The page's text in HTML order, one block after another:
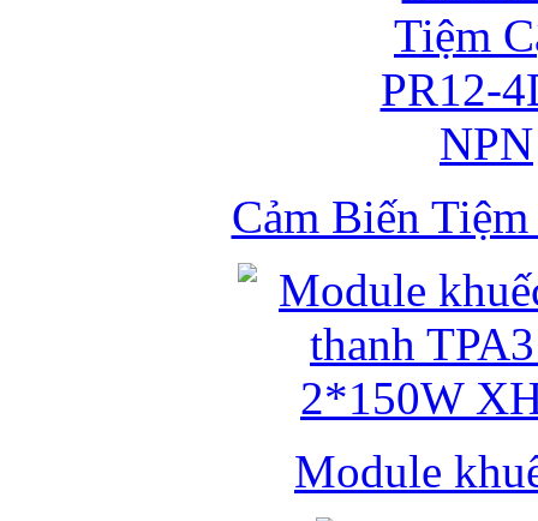
Cảm Biến
Module